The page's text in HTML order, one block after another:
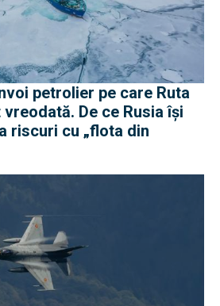
petrolier pe care Ruta
De ce Rusia își
riscuri cu „flota din